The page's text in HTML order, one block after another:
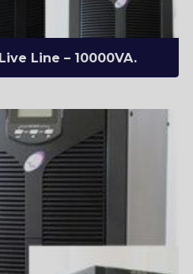
Line – 10000VA.